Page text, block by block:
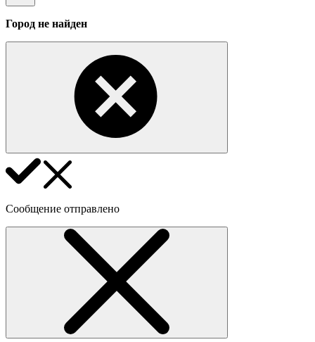
Город не найден
Сообщение отправлено